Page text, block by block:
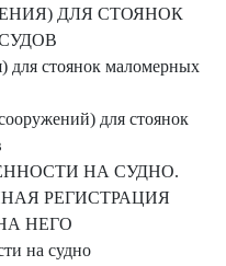
ДЛЯ СТОЯНОК
для стоянок маломерных
для стоянок
НА СУДНО.
РЕГИСТРАЦИЯ
НЕГО
на судно